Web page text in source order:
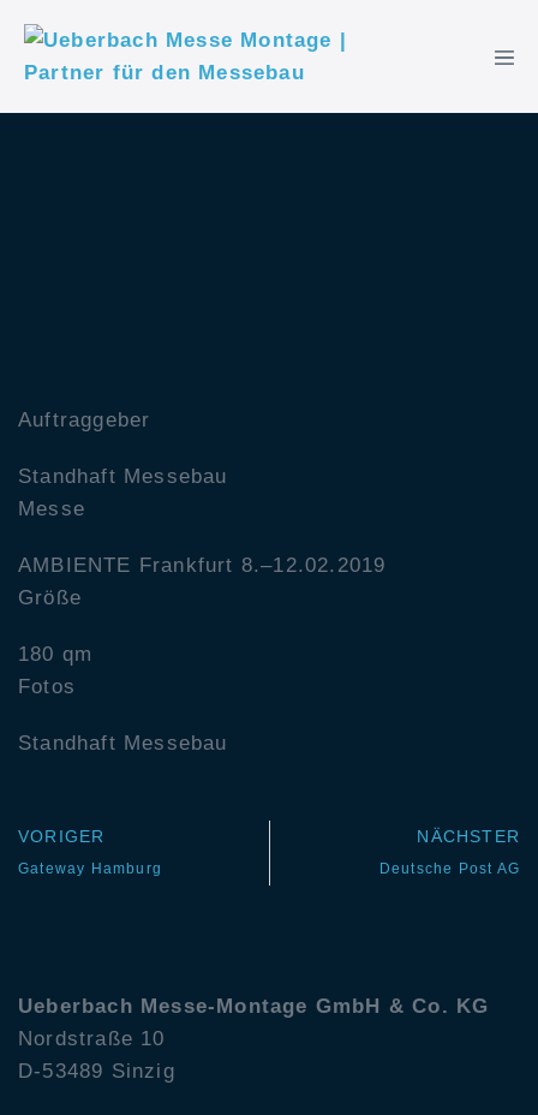
Auftraggeber
Standhaft Messebau
Messe
AMBIENTE Frankfurt 8.–12.02.2019
Größe
180 qm
Fotos
Standhaft Messebau
VORIGER
Gateway Hamburg
NÄCHSTER
Deutsche Post AG
Ueberbach Messe-Montage GmbH & Co. KG
Nordstraße 10
D-53489 Sinzig